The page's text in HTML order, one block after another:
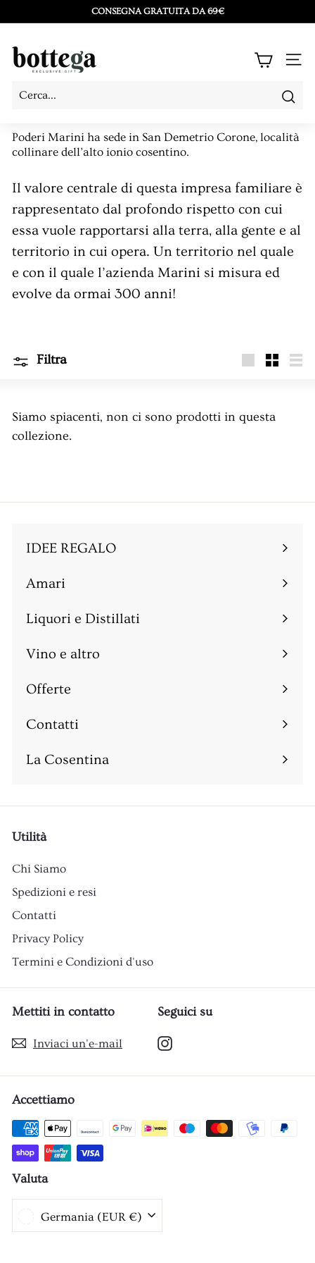
direttamente
contenuti
CONSEGNA GRATUITA DA 69€
B
e
a
L
a
C
o
s
t
a
Poderi Marini ha sede in San Demetrio Corone, località
collinare dell’alto ionio cosentino.
Il valore centrale di questa impresa familiare è
rappresentato dal profondo rispetto con cui
essa vuole rapportarsi alla terra, alla gente e al
territorio in cui opera. Un territorio nel quale
e con il quale l’azienda Marini si misura ed
evolve da ormai 300 anni!
Filtra
Siamo spiacenti, non ci sono prodotti in questa
collezione.
IDEE REGALO
Amari
Espandi
sottomenu
Liquori e Distillati
Espandi
sottomenu
Vino e altro
Espandi
sottomenu
Offerte
Espandi
sottomenu
Contatti
Espandi
sottomenu
La Cosentina
Utilità
Chi Siamo
Spedizioni e resi
Contatti
Privacy Policy
Termini e Condizioni d'uso
Mettiti in contatto
Inviaci un'e-mail
Seguici su
Instagram
Accettiamo
Valuta
Germania (EUR €)